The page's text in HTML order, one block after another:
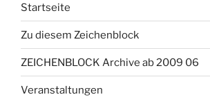
Startseite
Zu diesem Zeichenblock
ZEICHENBLOCK Archive ab 2009 06
Veranstaltungen